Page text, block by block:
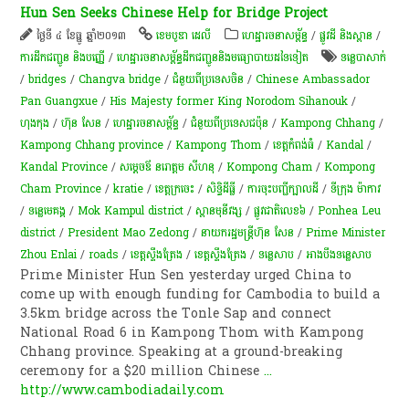
Hun Sen Seeks Chinese Help for Bridge Project
ថ្ងៃទី ៤ ខែធ្នូ ឆ្នាំ២០១៣ ខេមបូឌា ដេលី ហេដ្ឋារចនាសម្ព័ន្ធ /ផ្លូវដី និងស្ពាន /
ការដឹកជញ្ជូន និងបញ្ញើ /ហេដ្ឋារចនាសម្ព័ន្ធដឹកជញ្ជូននិងមធ្យោបាយដទៃទៀត
ទន្លេបាសាក់
/bridges /Changva bridge /ជំនួយពីប្រទេសចិន /Chinese Ambassador
Pan Guangxue /His Majesty former King Norodom Sihanouk /
ហុងកុង /ហ៊ុន សែន /ហេដ្ឋារចនាសម្ព័ន្ធ /ជំនួយពីប្រទេសជប៉ុន /Kampong Chhang /
Kampong Chhang province /Kampong Thom /ខេត្តកំពង់ធំ /Kandal /
Kandal Province /សម្ដេចឪ នរោត្តម សីហនុ /Kompong Cham /Kompong
Cham Province /kratie /ខេត្តក្រចេះ /សិទ្ធិ​ដីធ្លី /ការចុះបញ្ជីក្បាលដី /ទីក្រុង ម៉ាកាវ
/ទន្លេមេគង្គ /Mok Kampul district /ស្ពានមុនីវង្ស /ផ្លូ​វជាតិ​​​លេខ​​​៦ /Ponhea Leu
district /President Mao Zedong /នាយករដ្ឋមន្ត្រីហ៊ុន សែន /Prime Minister
Zhou Enlai /roads /ខេត្តស្ទឹងត្រែង /ខេត្តស្ទឹងត្រែង /ទន្លេសាប /អាងបឹង​ទន្លេសាប​
Prime Minister Hun Sen yesterday urged China to
come up with enough funding for Cambodia to build a
3.5km bridge across the Tonle Sap and connect
National Road 6 in Kampong Thom with Kampong
Chhang province. Speaking at a ground-breaking
ceremony for a $20 million Chinese...
http://www.cambodiadaily.com